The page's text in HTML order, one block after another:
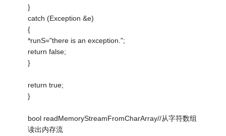
}
catch (Exception &e)
{
*runS="there is an exception.";
return false;
}
return true;
}
bool readMemoryStreamFromCharArray//从字符数组
读出内存流